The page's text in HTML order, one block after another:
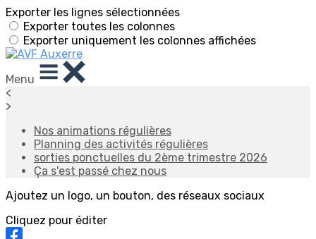
Exporter les lignes sélectionnées
Exporter toutes les colonnes
Exporter uniquement les colonnes affichées
Menu
<
>
Nos animations régulières
Planning des activités régulières
sorties ponctuelles du 2ème trimestre 2026
Ça s'est passé chez nous
Ajoutez un logo, un bouton, des réseaux sociaux
Cliquez pour éditer